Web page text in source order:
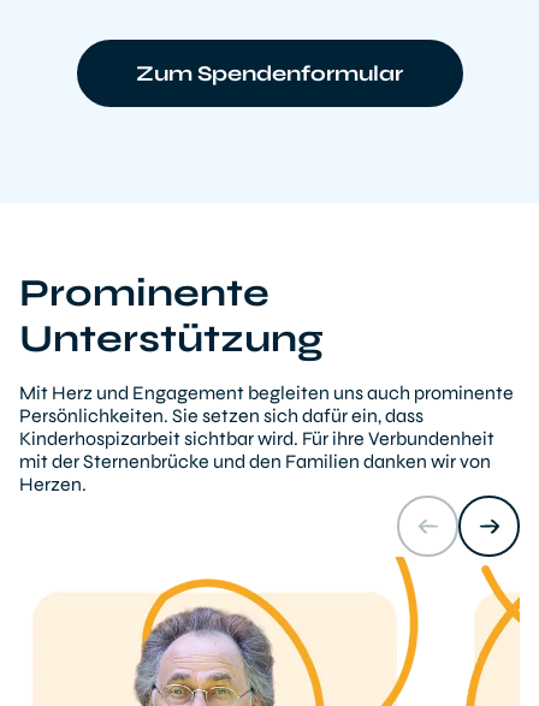
Zum Spendenformular
Prominente
Unterstützung
Mit Herz und Engagement begleiten uns auch prominente
Persönlichkeiten. Sie setzen sich dafür ein, dass
Kinderhospizarbeit sichtbar wird. Für ihre Verbundenheit
mit der Sternenbrücke und den Familien danken wir von
Herzen.